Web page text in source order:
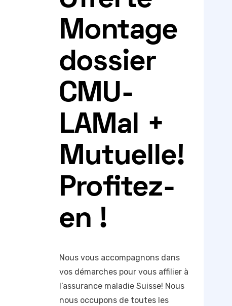
Montage
dossier
CMU-
LAMal +
Mutuelle!
Profitez-
en !
Nous vous accompagnons dans
vos démarches pour vous affilier à
l’assurance maladie Suisse! Nous
nous occupons de toutes les